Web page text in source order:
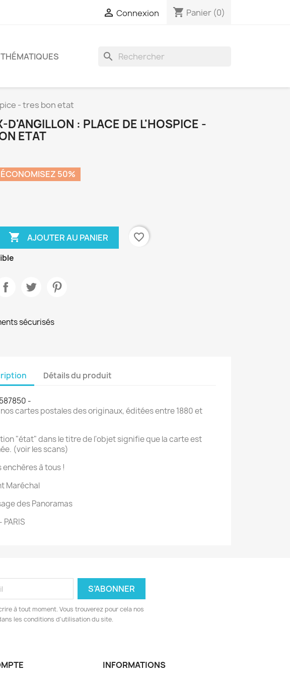
 Connexion shopping_cart Panier (0)
search
- tres bon etat
D'ANGILLON : PLACE DE L'HOSPICE -
ETAT
ÉCONOMISEZ 50%
 AJOUTER AU PANIER
favorite_border
sécurisés
Détails du produit
-
cartes postales des originaux, éditées entre 1880 et
"état" dans le titre de l'objet signifie que la carte est
(voir les scans)
enchères à tous !
Maréchal
des Panoramas
à tout moment. Vous trouverez pour cela nos
les conditions d'utilisation du site.
INFORMATIONS